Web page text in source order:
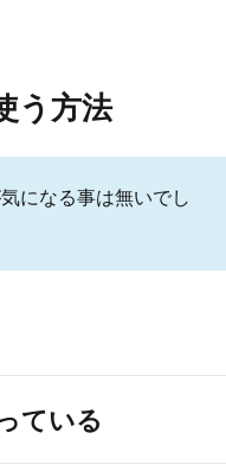
な掃除頻度とは
るでしょうか。 人によって掃除
るコツをご紹介
せんか？でも後回しにしてしまう
う方法
になる事は無いでし
ている